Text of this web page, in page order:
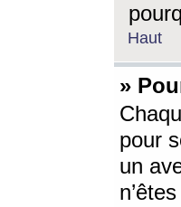
Haut
»
pour
un